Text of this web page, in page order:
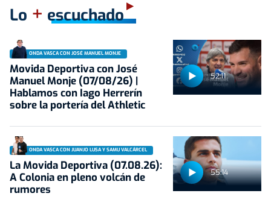
Lo + escuchado
52:11
ONDA VASCA CON JOSÉ MANUEL MONJE
Movida Deportiva con José
Manuel Monje (07/08/26) |
Hablamos con Iago Herrerín
sobre la portería del Athletic
55:14
ONDA VASCA CON JUANJO LUSA Y SAMU VALCÁRCEL
La Movida Deportiva (07.08.26):
A Colonia en pleno volcán de
rumores